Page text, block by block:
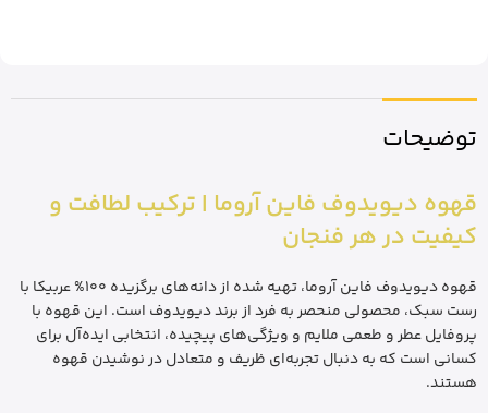
توضیحات
قهوه دیویدوف فاین آروما | ترکیب لطافت و
کیفیت در هر فنجان
قهوه دیویدوف فاین آروما، تهیه شده از دانه‌های برگزیده 100% عربیکا با
رست سبک، محصولی منحصر به فرد از برند دیویدوف است. این قهوه با
پروفایل عطر و طعمی ملایم و ویژگی‌های پیچیده، انتخابی ایده‌آل برای
کسانی است که به دنبال تجربه‌ای ظریف و متعادل در نوشیدن قهوه
هستند.